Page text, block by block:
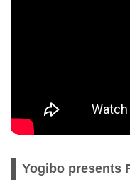
Yogibo presents